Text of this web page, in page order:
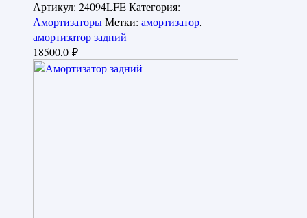
Артикул: 24094LFEКатегория:
АмортизаторыМетки: амортизатор,
амортизатор задний
18500,0 ₽